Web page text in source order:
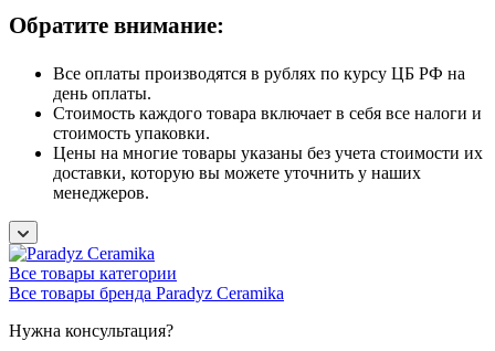
Обратите внимание:
Все оплаты производятся в рублях по курсу ЦБ РФ на
день оплаты.
Стоимость каждого товара включает в себя все налоги и
стоимость упаковки.
Цены на многие товары указаны без учета стоимости их
доставки, которую вы можете уточнить у наших
менеджеров.
Все товары категории
Все товары бренда Paradyz Ceramika
Нужна консультация?